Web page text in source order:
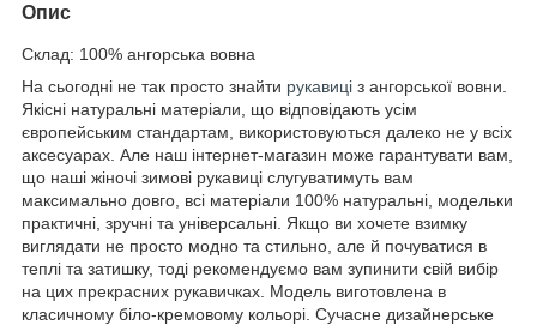
Опис
Склад: 100% ангорська вовна
На сьогодні не так просто знайти рукавиці з ангорської вовни.
Якісні натуральні матеріали, що відповідають усім
європейським стандартам, використовуються далеко не у всіх
аксесуарах. Але наш інтернет-магазин може гарантувати вам,
що наші жіночі зимові рукавиці слугуватимуть вам
максимально довго, всі матеріали 100% натуральні, модельки
практичні, зручні та універсальні. Якщо ви хочете взимку
виглядати не просто модно та стильно, але й почуватися в
теплі та затишку, тоді рекомендуємо вам зупинити свій вибір
на цих прекрасних рукавичках. Модель виготовлена в
класичному біло-кремовому кольорі. Сучасне дизайнерське